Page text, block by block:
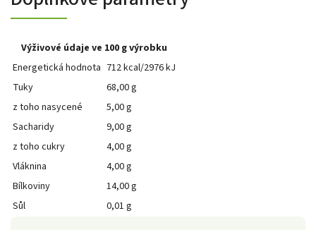
Výživové údaje ve 100 g výrobku
Energetická hodnota 712 kcal/2976 kJ
Tuky
68,00 g
z toho nasycené
5,00 g
Sacharidy
9,00 g
z toho cukry
4,00 g
Vláknina
4,00 g
Bílkoviny
14,00 g
Sůl
0,01 g